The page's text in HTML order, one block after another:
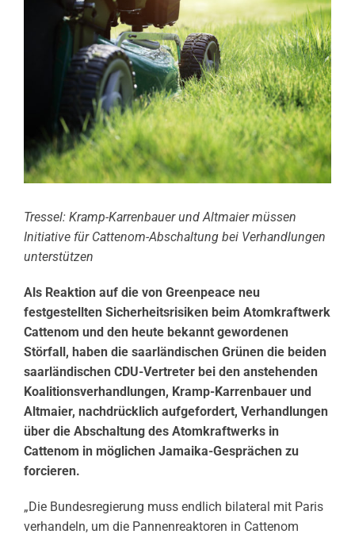
Tressel: Kramp-Karrenbauer und Altmaier müssen
Initiative für Cattenom-Abschaltung bei Verhandlungen
unterstützen
Als Reaktion auf die von Greenpeace neu
festgestellten Sicherheitsrisiken beim Atomkraftwerk
Cattenom und den heute bekannt gewordenen
Störfall, haben die saarländischen Grünen die beiden
saarländischen CDU-Vertreter bei den anstehenden
Koalitionsverhandlungen, Kramp-Karrenbauer und
Altmaier, nachdrücklich aufgefordert, Verhandlungen
über die Abschaltung des Atomkraftwerks in
Cattenom in möglichen Jamaika-Gesprächen zu
forcieren.
„Die Bundesregierung muss endlich bilateral mit Paris
verhandeln, um die Pannenreaktoren in Cattenom